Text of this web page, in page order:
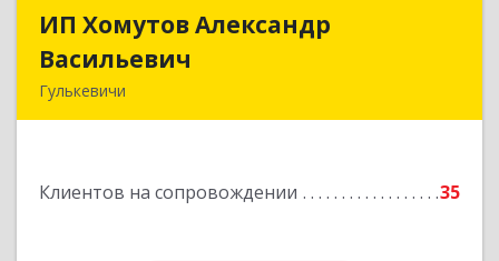
ИП Хомутов Александр
Васильевич
Гулькевичи
Клиентов на сопровождении 35
ИП Хомутов Александр
Подробнее